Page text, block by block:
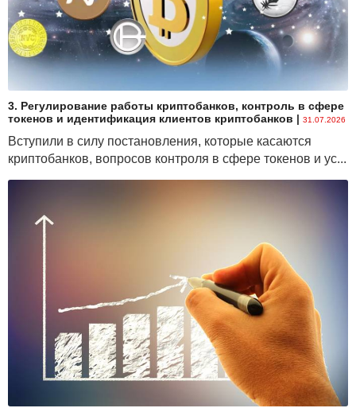
3. Регулирование работы криптобанков, контроль в сфере
токенов и идентификация клиентов криптобанков | 31.07.2026
Вступили в силу постановления, которые касаются
криптобанков, вопросов контроля в сфере токенов и ус...